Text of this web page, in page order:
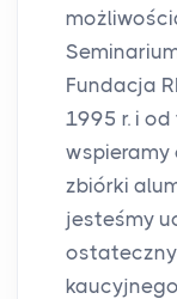
Fundacja
1995 r. i
wspieramy
zbiórki
jesteśmy